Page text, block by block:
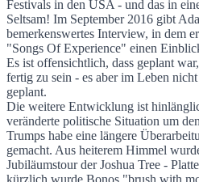
Festivals in den USA - und das in
Seltsam! Im September 2016 gibt
bemerkenswertes Interview, in dem
"Songs Of Experience" einen
Es ist offensichtlich, dass geplant
fertig zu sein - es aber im Leben
geplant.
Die weitere Entwicklung ist
veränderte politische Situation um
Trumps habe eine längere
gemacht. Aus heiterem Himmel
Jubiläumstour der Joshua Tree -